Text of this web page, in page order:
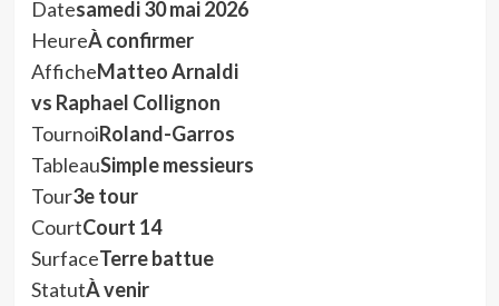
Datesamedi 30 mai 2026
HeureÀ confirmer
AfficheMatteo Arnaldi
vs Raphael Collignon
TournoiRoland-Garros
TableauSimple messieurs
Tour3e tour
CourtCourt 14
SurfaceTerre battue
StatutÀ venir